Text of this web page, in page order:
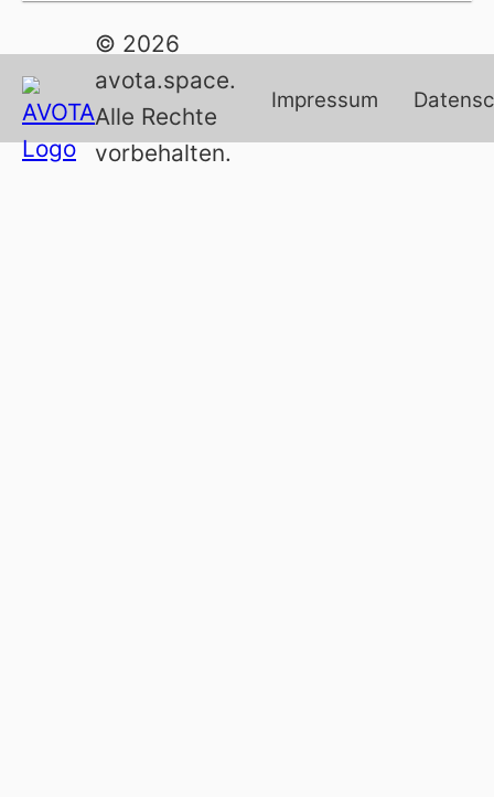
© 2026
avota.space.
Alle Rechte
vorbehalten.
Impressum